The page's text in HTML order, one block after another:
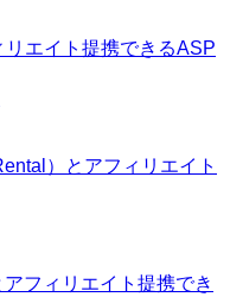
エイト提携できるASP
）とアフィリエイト
フィリエイト提携でき